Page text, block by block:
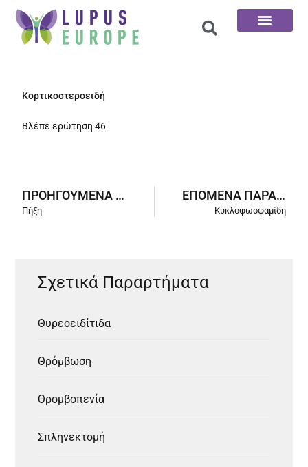
Κορτικοστεροειδή
Βλέπε ερώτηση 46 .
ΠΡΟΗΓΟΎΜΕΝΑ ΠΑΡΑΡΤΉΜΑΤΑ
Πήξη
ΕΠΌΜΕΝΑ ΠΑΡΑΡΤΉΜΑΤΑ
Κυκλοφωσφαμίδη
Σχετικά Παραρτήματα
Θυρεοειδίτιδα
Θρόμβωση
Θρομβοπενία
Σπληνεκτομή